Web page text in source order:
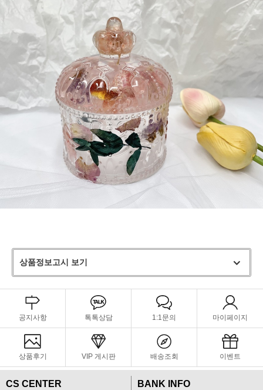
상품정보고시 보기
공지사항 톡톡상담 1:1문의 마이페이지
상품후기 VIP 게시판 배송조회 이벤트
CS CENTER BANK INFO